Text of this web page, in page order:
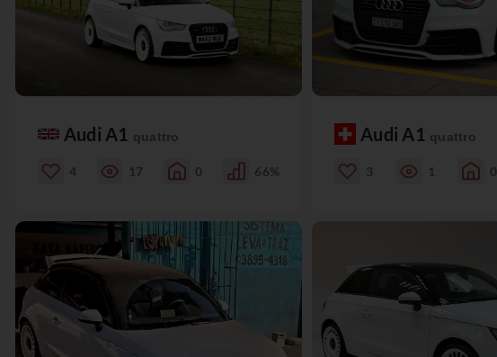
Audi A1 quattro
4 17 0 66%
Audi A1 quattro
3 1 0